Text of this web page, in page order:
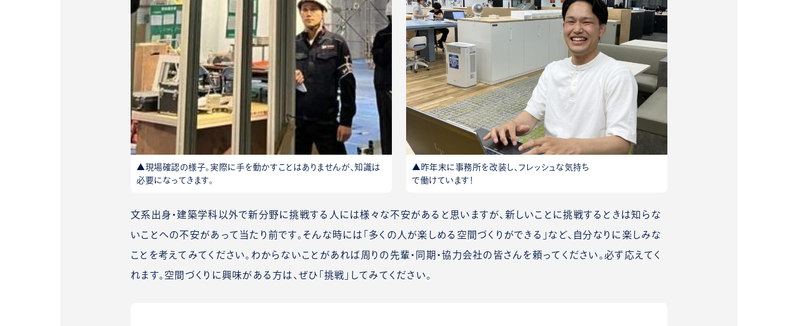
▲現場確認の様子。実際に手を動かすことはありませんが、知識は
必要になってきます。
▲昨年末に事務所を改装し、フレッシュな気持ち
で働けています！
文系出身・建築学科以外で新分野に挑戦する人には様々な不安があると思いますが、新しいことに挑戦するときは知らな
いことへの不安があって当たり前です。そんな時には「多くの人が楽しめる空間づくりができる」など、自分なりに楽しみな
ことを考えてみてください。わからないことがあれば周りの先輩・同期・協力会社の皆さんを頼ってください。必ず応えてく
れます。空間づくりに興味がある方は、ぜひ「挑戦」してみてください。